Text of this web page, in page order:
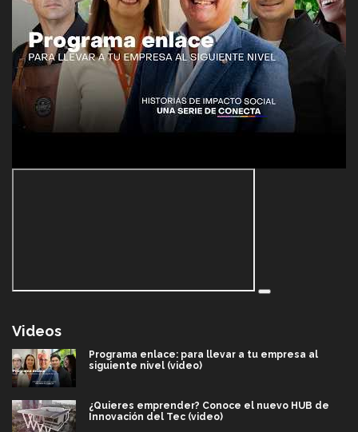
Videos
Programa enlace: para llevar a tu empresa al
siguiente nivel (video)
¿Quieres emprender? Conoce el nuevo HUB de
Innovación del Tec (video)